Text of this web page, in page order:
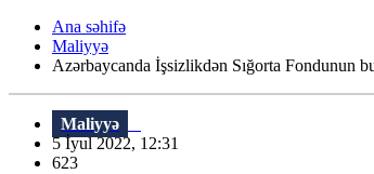
Ana səhifə
Maliyyə
Azərbaycanda İşsizlikdən Sığorta Fondunun
Maliyyə
5 İyul 2022, 12:31
623